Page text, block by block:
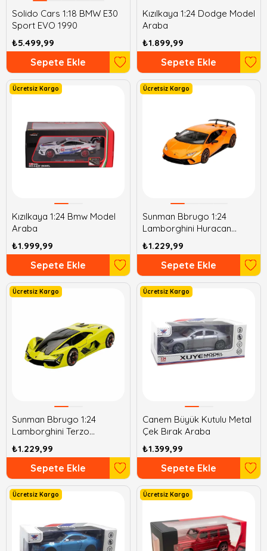
Solido Cars 1:18 BMW E30
Sport EVO 1990
₺5.499,99
Sepete Ekle
Kızılkaya 1:24 Dodge Model
Araba
₺1.899,99
Sepete Ekle
Kızılkaya 1:24 Bmw Model
Araba
₺1.999,99
Ücretsiz Kargo
Sepete Ekle
Sunman Bbrugo 1:24
Lamborghini Huracan
Performante Model Araba
₺1.229,99
Ücretsiz Kargo
Sepete Ekle
Sunman Bbrugo 1:24
Lamborghini Terzo
Millennio Model Araba
₺1.229,99
Ücretsiz Kargo
Sepete Ekle
Canem Büyük Kutulu Metal
Çek Bırak Araba
₺1.399,99
Ücretsiz Kargo
Sepete Ekle
Ücretsiz Kargo Ücretsiz Kargo